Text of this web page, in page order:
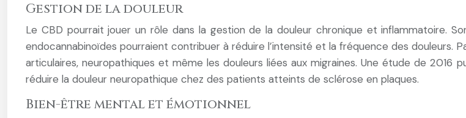
Gestion de la douleur
Le CBD pourrait jouer un rôle dans la gestion de la douleur chronique et inflammatoire.
endocannabinoïdes pourraient contribuer à réduire l’intensité et la fréquence des douleurs.
articulaires, neuropathiques et même les douleurs liées aux migraines. Une étude de
réduire la douleur neuropathique chez des patients atteints de sclérose en plaques.
Bien-être mental et émotionnel